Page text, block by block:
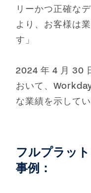
リーかつ正確な
より、お客様は
す」
2024 年 4 月 30
おいて、
な業績を示してい
フルプラッ
事例：